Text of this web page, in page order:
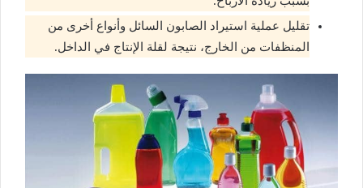
تقليل عملية استيراد الصابون السائل وأنواع أخرى من
المنظفات من الخارج، نتيجة لقلة الإنتاج في الداخل.